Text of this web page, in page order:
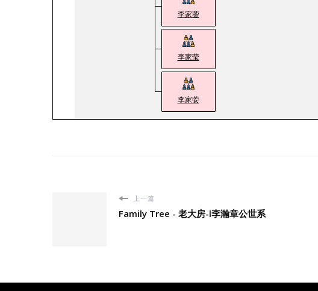
李家蓥
李家莹
李家荌
上一篇
Family Tree - 老大房-l李瀚章公世系